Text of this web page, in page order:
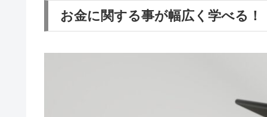
お金に関する事が幅広く学べる！